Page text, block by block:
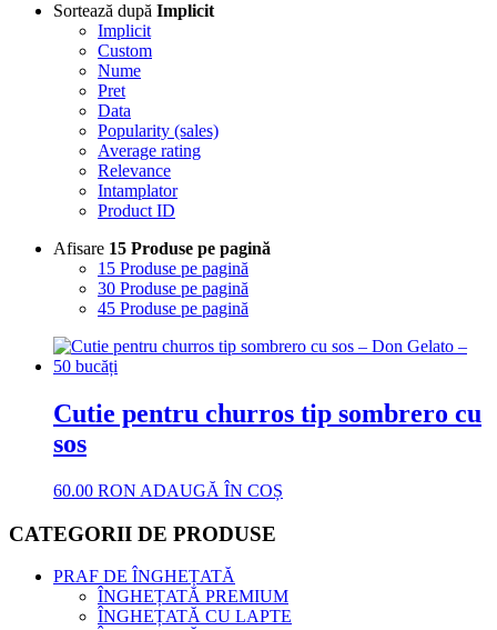
Sortează după Implicit
Implicit
Custom
Nume
Pret
Data
Popularity (sales)
Average rating
Relevance
Intamplator
Product ID
Afisare 15 Produse pe pagină
15 Produse pe pagină
30 Produse pe pagină
45 Produse pe pagină
Cutie pentru churros tip sombrero cu
sos
60.00 RON ADAUGĂ ÎN COȘ
CATEGORII DE PRODUSE
PRAF DE ÎNGHEȚATĂ
ÎNGHEȚATĂ PREMIUM
ÎNGHEȚATĂ CU LAPTE